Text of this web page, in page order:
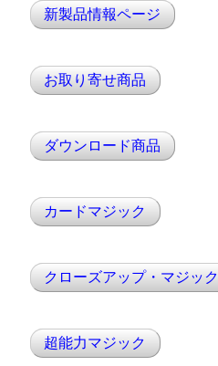
新製品情報ページ
お取り寄せ商品
ダウンロード商品
カードマジック
クローズアップ・マジック
超能力マジック